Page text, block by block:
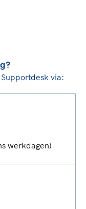
via:
werkdagen)